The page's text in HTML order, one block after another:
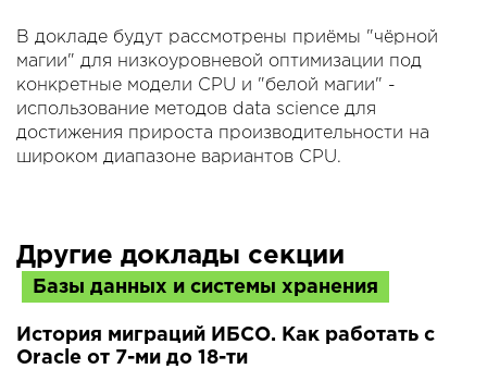
В докладе будут рассмотрены приёмы "чёрной
магии" для низкоуровневой оптимизации под
конкретные модели CPU и "белой магии" -
использование методов data science для
достижения прироста производительности на
широком диапазоне вариантов CPU.
Другие доклады секции
Базы данных и системы хранения
История миграций ИБСО. Как работать с
Oracle от 7-ми до 18-ти